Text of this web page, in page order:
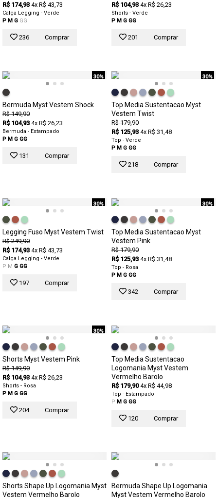
R$ 174,93 4x R$ 43,73
Calça Legging - Verde
P M G GG
236 Comprar
R$ 104,93 4x R$ 26,23
Shorts - Verde
P M G GG
201 Comprar
30%
Bermuda Myst Vestem Shock
R$ 149,90
R$ 104,93 4x R$ 26,23
Bermuda - Estampado
P M G GG
131 Comprar
30%
Top Media Sustentacao Myst
Vestem Twist
R$ 179,90
R$ 125,93 4x R$ 31,48
Top - Verde
P M G GG
218 Comprar
30%
Legging Fuso Myst Vestem Twist
R$ 249,90
R$ 174,93 4x R$ 43,73
Calça Legging - Verde
P M G GG
197 Comprar
30%
Top Media Sustentacao Myst
Vestem Pink
R$ 179,90
R$ 125,93 4x R$ 31,48
Top - Rosa
P M G GG
342 Comprar
30%
Shorts Myst Vestem Pink
R$ 149,90
R$ 104,93 4x R$ 26,23
Shorts - Rosa
P M G GG
204 Comprar
Top Media Sustentacao
Logomania Myst Vestem
Vermelho Barolo
R$ 179,90 4x R$ 44,98
Top - Estampado
P M G GG
120 Comprar
Shorts Shape Up Logomania Myst
Vestem Vermelho Barolo
Bermuda Shape Up Logomania
Myst Vestem Vermelho Barolo